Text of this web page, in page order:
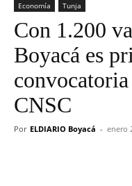
Economía Tunja
Con 1.200
Boyacá es
CNSC
Por ELDIARIO Boyacá - enero